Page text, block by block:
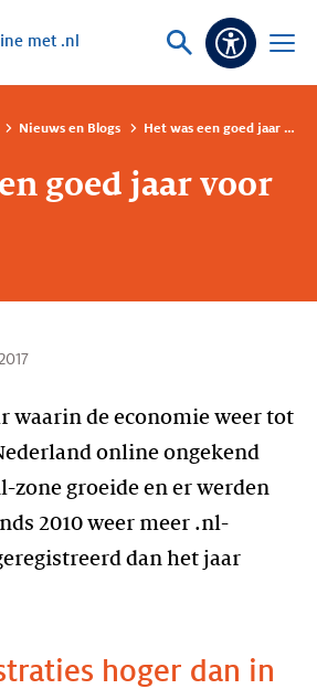
met .nl
Vraag
Open
Nieuws en Blogs Het was een goed jaar voor .nl
goed jaar voor
waarin de economie weer tot
online ongekend
zone groeide en er werden
2010 weer meer .nl-
dan het jaar
hoger dan in